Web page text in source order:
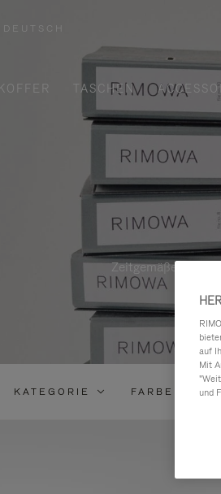
DEUTSCH
KOFFER TASCHEN
Zeitgemäße,
KATEGORIE FARBE
auf
Mit
und